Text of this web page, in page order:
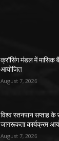
क्रॉसिंग मंडल में मासिक
आयोजित
August 7, 2026
विश्व स्तनपान सप्ताह के
जागरूकता कार्यक्रम
August 7, 2026